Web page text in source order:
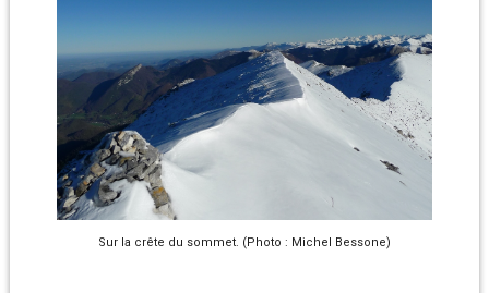
Sur la crête du sommet. (Photo : Michel Bessone)